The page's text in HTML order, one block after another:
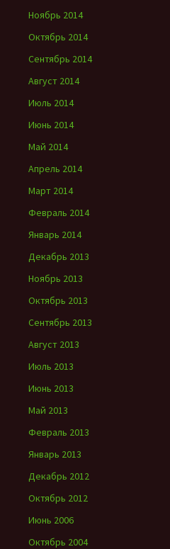
Ноябрь 2014
Октябрь 2014
Сентябрь 2014
Август 2014
Июль 2014
Июнь 2014
Май 2014
Апрель 2014
Март 2014
Февраль 2014
Январь 2014
Декабрь 2013
Ноябрь 2013
Октябрь 2013
Сентябрь 2013
Август 2013
Июль 2013
Июнь 2013
Май 2013
Февраль 2013
Январь 2013
Декабрь 2012
Октябрь 2012
Июнь 2006
Октябрь 2004